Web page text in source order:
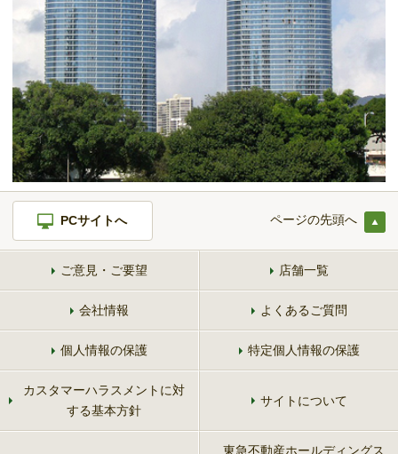
PCサイトへ ページの先頭へ
ご意見・ご要望 店舗一覧
会社情報 よくあるご質問
個人情報の保護 特定個人情報の保護
カスタマーハラスメントに対
する基本方針
サイトについて
東急不動産ホールディングス